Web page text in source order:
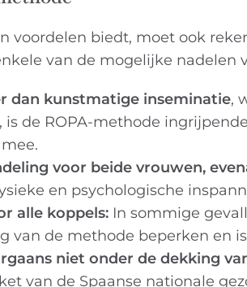
voordelen biedt, moet ook
van de mogelijke nadelen
dan kunstmatige inseminatie,
is de ROPA-methode
voor beide vrouwen,
en psychologische
alle koppels: In sommige
van de methode beperken en
niet onder de dekking
van de Spaanse nationale